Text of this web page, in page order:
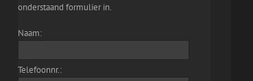
onderstaand formulier in.
Naam:
Telefoonnr.: